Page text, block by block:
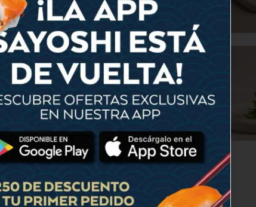
$160.00
Nigiri Kanikama
Nigiri de surimi, cinturón de nori, arroz
avinagrado y salsa nikiri.